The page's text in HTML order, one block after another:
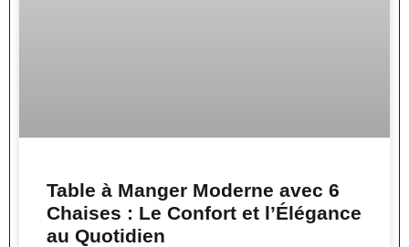
Table à Manger Moderne avec 6
Chaises : Le Confort et l’Élégance
au Quotidien